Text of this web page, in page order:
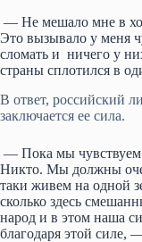
— Не мешало мне в
Это вызывало у меня
сломать и ничего у
страны сплотился в
В ответ, российский
заключается ее сила.
— Пока мы чувствуем
Никто. Мы должны
таки живем на одной
сколько здесь
народ и в этом наша
благодаря этой